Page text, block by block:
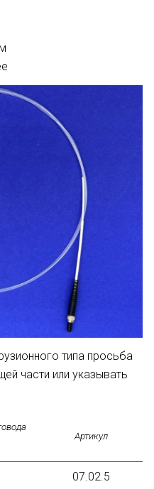
типа просьба
части или указывать
Артикул
07.02.5